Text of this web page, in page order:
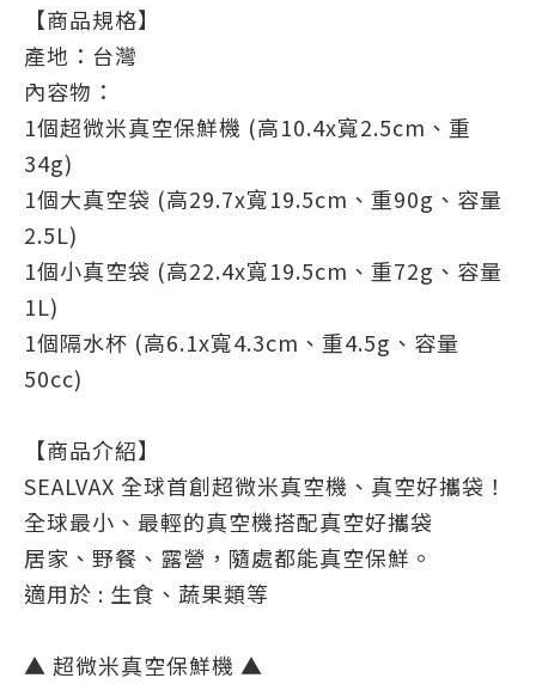
【商品規格】
產地：台灣
內容物：
1個超微米真空保鮮機 (高10.4x寬2.5cm、重
34g)
1個大真空袋 (高29.7x寬19.5cm、重90g、容量
2.5L)
1個小真空袋 (高22.4x寬19.5cm、重72g、容量
1L)
1個隔水杯 (高6.1x寬4.3cm、重4.5g、容量
50cc)
【商品介紹】
SEALVAX 全球首創超微米真空機、真空好攜袋！
全球最小、最輕的真空機搭配真空好攜袋
居家、野餐、露營，隨處都能真空保鮮。
適用於 : 生食、蔬果類等
▲ 超微米真空保鮮機 ▲